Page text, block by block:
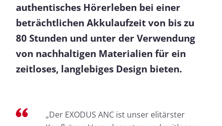
authentisches Hörerleben bei einer
beträchtlichen Akkulaufzeit von bis zu
80 Stunden und unter der Verwendung
von nachhaltigen Materialien für ein
zeitloses, langlebiges Design bieten.
„Der EXODUS ANC ist unser elitärster